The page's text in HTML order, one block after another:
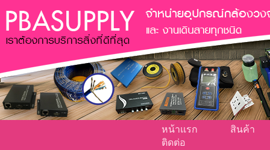
หน้าแรก
สินค้า
ติดต่อ